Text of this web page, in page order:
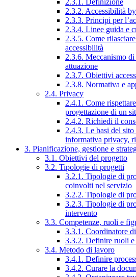
2.3.1. Definizione
2.3.2. Accessibilità
2.3.3. Principi per
2.3.4. Linee guida e
2.3.5. Come
accessibilità
2.3.6. Meccanismo
attuazione
2.3.7. Obiettivi
2.3.8. Normativa e
2.4. Privacy
2.4.1. Come
progettazione di un
2.4.2. Richiedi il
2.4.3. Le basi del
informativa privacy,
3. Pianificazione, gestione e
3.1. Obiettivi del progetto
3.2. Tipologie di progetti
3.2.1. Tipologie di
coinvolti nel servizio
3.2.2. Tipologie di
3.2.3. Tipologie di
intervento
3.3. Competenze, ruoli e
3.3.1. Coordinatore
3.3.2. Definire ruoli e
3.4. Metodo di lavoro
3.4.1. Definire
3.4.2. Curare la